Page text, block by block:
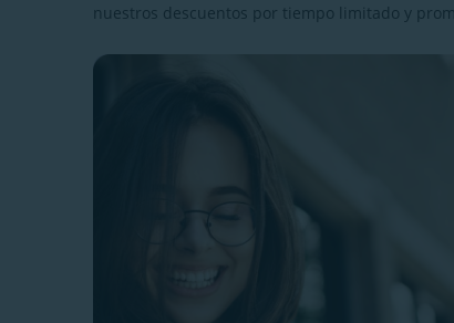
nuestros descuentos por tiempo limitado y